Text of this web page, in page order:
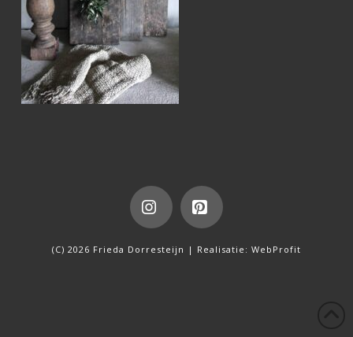
InstagramPinterest
(C) 2026 Frieda Dorresteijn | Realisatie: WebProfit